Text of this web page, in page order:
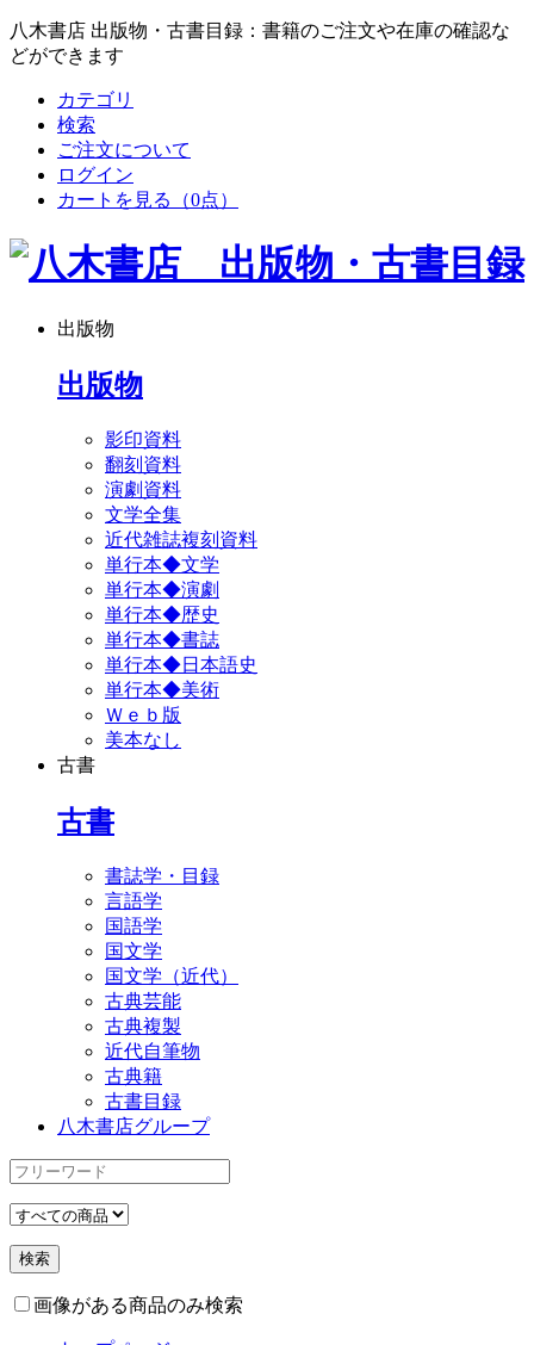
八木書店 出版物・古書目録：書籍のご注文や在庫の確認な
どができます
カテゴリ
検索
ご注文について
ログイン
カートを見る
（0点）
出版物
出版物
影印資料
翻刻資料
演劇資料
文学全集
近代雑誌複刻資料
単行本◆文学
単行本◆演劇
単行本◆歴史
単行本◆書誌
単行本◆日本語史
単行本◆美術
Ｗｅｂ版
美本なし
古書
古書
書誌学・目録
言語学
国語学
国文学
国文学（近代）
古典芸能
古典複製
近代自筆物
古典籍
古書目録
八木書店グループ
画像がある商品のみ検索